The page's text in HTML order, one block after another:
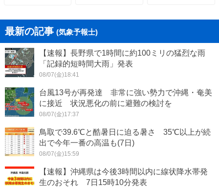
最新の記事 (気象予報士)
【速報】長野県で1時間に約100ミリの猛烈な雨
「記録的短時間大雨」発表
08/07(金)18:41
台風13号が再発達 非常に強い勢力で沖縄・奄美
に接近 状況悪化の前に避難の検討を
08/07(金)17:37
鳥取で39.6℃と酷暑日に迫る暑さ 35℃以上が続
出で今年一番の高温も(7日)
08/07(金)15:59
【速報】沖縄県は今後3時間以内に線状降水帯発
生のおそれ 7日15時10分発表